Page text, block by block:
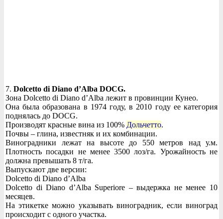
7. Dolcetto di Diano d’Alba DOCG.
Зона Dolcetto di Diano d’Alba лежит в провинции Кунео.
Она была образована в 1974 году, в 2010 году ее категория
поднялась до DOCG.
Производят красные вина из 100% Дольчетто.
Почвы – глина, известняк и их комбинации.
Виноградники лежат на высоте до 550 метров над у.м.
Плотность посадки не менее 3500 лоз/га. Урожайность не
должна превышать 8 т/га.
Выпускают две версии:
Dolcetto di Diano d’Alba
Dolcetto di Diano d’Alba Superiore – выдержка не менее 10
месяцев.
На этикетке можно указывать виноградник, если виноград
происходит с одного участка.